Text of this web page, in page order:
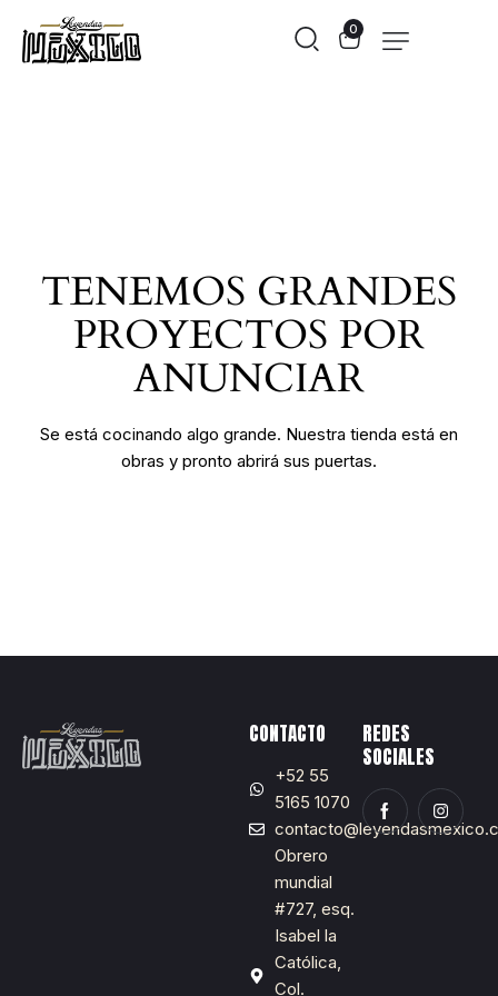
0
TENEMOS GRANDES
PROYECTOS POR
ANUNCIAR
Se está cocinando algo grande. Nuestra tienda está en
obras y pronto abrirá sus puertas.
CONTACTO
+52 55
5165 1070
Obrero
mundial
#727, esq.
Isabel la
Católica,
Col.
REDES
SOCIALES